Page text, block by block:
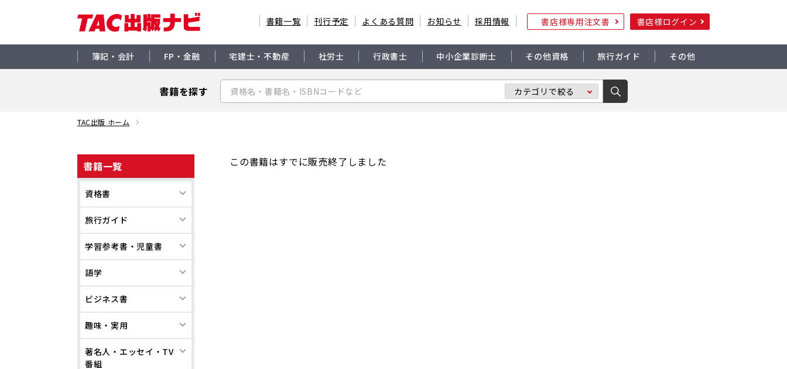
書籍一覧 刊行予定 よくある質問 お知らせ 採用情報 書店様専用注文書 書店様ログイン
簿記・会計 FP・金融 宅建士・不動産 社労士 行政書士 中小企業診断士 その他資格 旅行ガイド その他
書籍を探す
TAC出版 ホーム
書籍一覧
資格書
旅行ガイド
学習参考書・児童書
語学
ビジネス書
趣味・実用
著名人・エッセイ・TV
番組
この書籍はすでに販売終了しました